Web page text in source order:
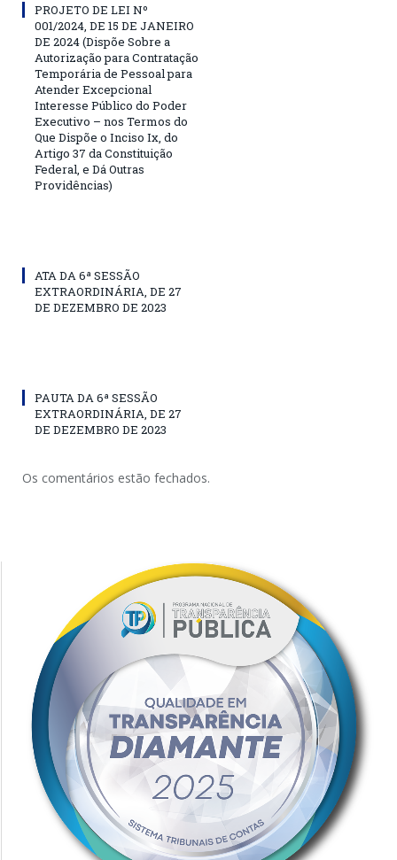
PROJETO DE LEI Nº
001/2024, DE 15 DE JANEIRO
DE 2024 (Dispõe Sobre a
Autorização para Contratação
Temporária de Pessoal para
Atender Excepcional
Interesse Público do Poder
Executivo – nos Termos do
Que Dispõe o Inciso Ix, do
Artigo 37 da Constituição
Federal, e Dá Outras
Providências)
ATA DA 6ª SESSÃO
EXTRAORDINÁRIA, DE 27
DE DEZEMBRO DE 2023
PAUTA DA 6ª SESSÃO
EXTRAORDINÁRIA, DE 27
DE DEZEMBRO DE 2023
Os comentários estão fechados.